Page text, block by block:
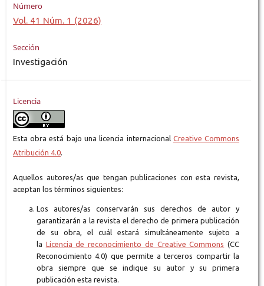
Número
Vol. 41 Núm. 1 (2026)
Sección
Investigación
Licencia
Esta obra está bajo una licencia internacional Creative Commons
Atribución 4.0.
Aquellos autores/as que tengan publicaciones con esta revista,
aceptan los términos siguientes:
Los autores/as conservarán sus derechos de autor y
garantizarán a la revista el derecho de primera publicación
de su obra, el cuál estará simultáneamente sujeto a
la Licencia de reconocimiento de Creative Commons (CC
Reconocimiento 4.0) que permite a terceros compartir la
obra siempre que se indique su autor y su primera
publicación esta revista.